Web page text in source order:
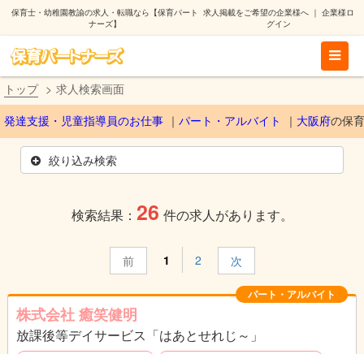
保育士・幼稚園教諭の求人・転職なら【保育パート
ナーズ】
求人掲載をご希望の企業様へ｜ 企業様ロ
グイン
トップ 求人検索画面
発達支援・児童指導員のお仕事 パート・アルバイト 大阪府の保
絞り込み検索
検索結果： 26 件の求人があります。
前 1 2 次
パート・アルバイト
株式会社 癒笑健明
放課後等デイサービス「はあとせれじ～」